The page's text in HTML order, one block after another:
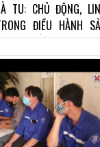
TU: CHỦ ĐỘNG,
ĐIỀU HÀNH
TỪ ĐẦU NĂM 2022